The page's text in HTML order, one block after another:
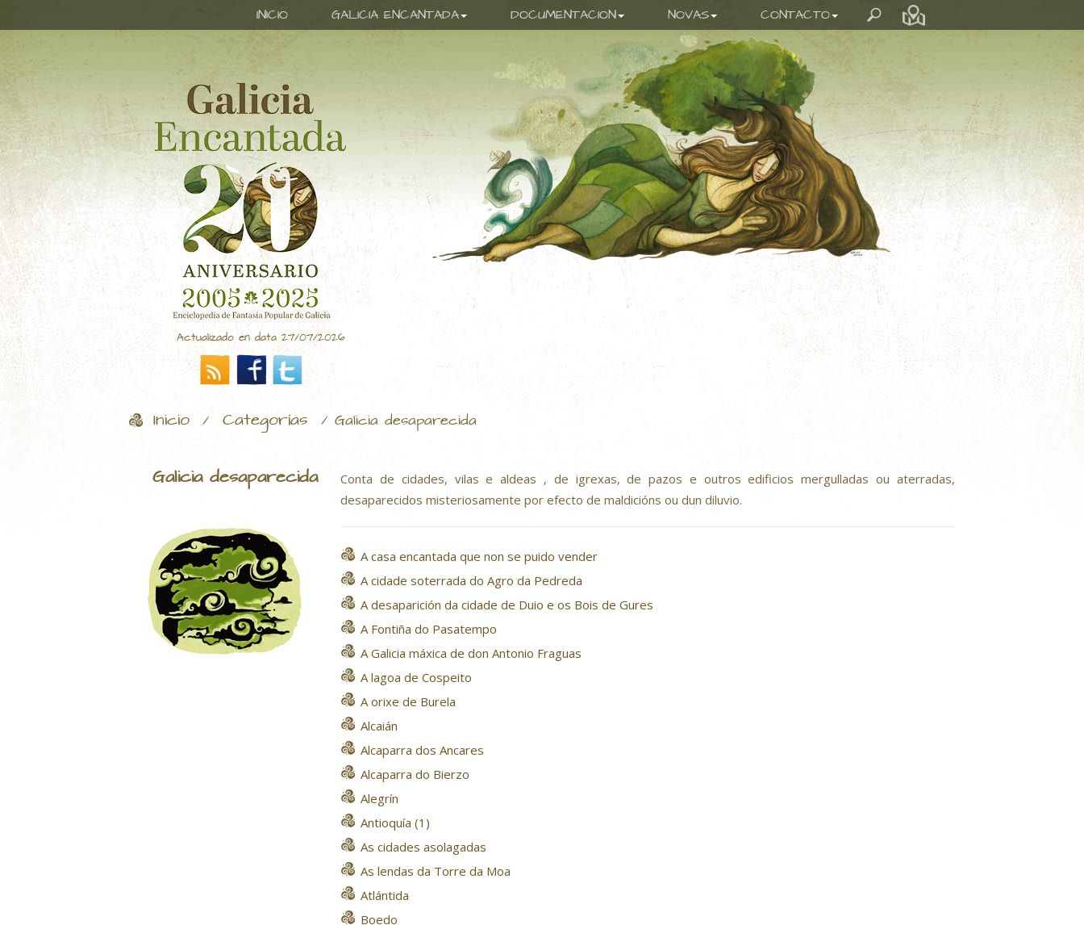
INICIO GALICIA ENCANTADA DOCUMENTACION NOVAS CONTACTO
Actualizado en data 27/07/2026
Inicio / Categorías / Galicia desaparecida
Galicia desaparecida
Conta de cidades, vilas e aldeas , de igrexas, de pazos e outros edificios mergulladas ou aterradas,
desaparecidos misteriosamente por efecto de maldicións ou dun diluvio.
A casa encantada que non se puido vender
A cidade soterrada do Agro da Pedreda
A desaparición da cidade de Duio e os Bois de Gures
A Fontiña do Pasatempo
A Galicia máxica de don Antonio Fraguas
A lagoa de Cospeito
A orixe de Burela
Alcaián
Alcaparra dos Ancares
Alcaparra do Bierzo
Alegrín
Antioquía (1)
As cidades asolagadas
As lendas da Torre da Moa
Atlántida
Boedo